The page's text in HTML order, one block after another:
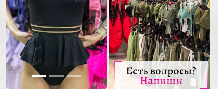
Есть вопросы?
Напиши